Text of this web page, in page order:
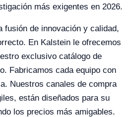
más exigentes en 2026.
fusión de innovación y calidad,
En Kalstein le ofrecemos
exclusivo catálogo de
Fabricamos cada equipo con
Nuestros canales de compra
están diseñados para su
los precios más amigables.